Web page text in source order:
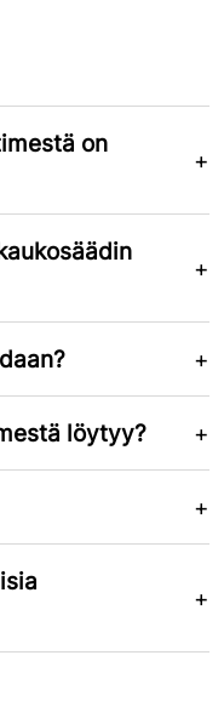
on
löytyy?